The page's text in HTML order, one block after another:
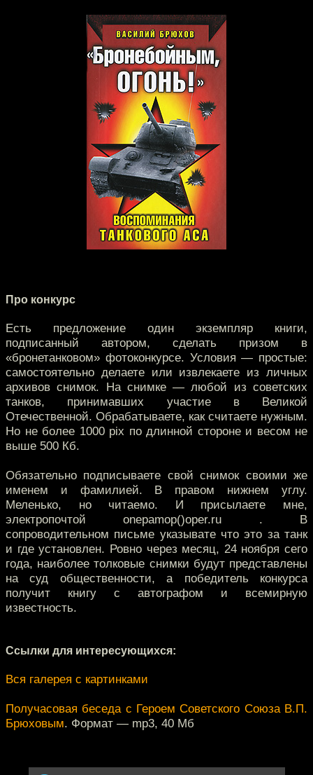
Про конкурс
Есть предложение один экземпляр книги,
подписанный автором, сделать призом в
«бронетанковом» фотоконкурсе. Условия — простые:
самостоятельно делаете или извлекаете из личных
архивов снимок. На снимке — любой из советских
танков, принимавших участие в Великой
Отечественной. Обрабатываете, как считаете нужным.
Но не более 1000 pix по длинной стороне и весом не
выше 500 Кб.
Обязательно подписываете свой снимок своими же
именем и фамилией. В правом нижнем углу.
Меленько, но читаемо. И присылаете мне,
электропочтой onepamop()oper.ru . В
сопроводительном письме указывате что это за танк
и где установлен. Ровно через месяц, 24 ноября сего
года, наиболее толковые снимки будут представлены
на суд общественности, а победитель конкурса
получит книгу с автографом и всемирную
известность.
Ссылки для интересующихся:
Вся галерея с картинками
Получасовая беседа с Героем Советского Союза В.П.
Брюховым. Формат — mp3, 40 Мб